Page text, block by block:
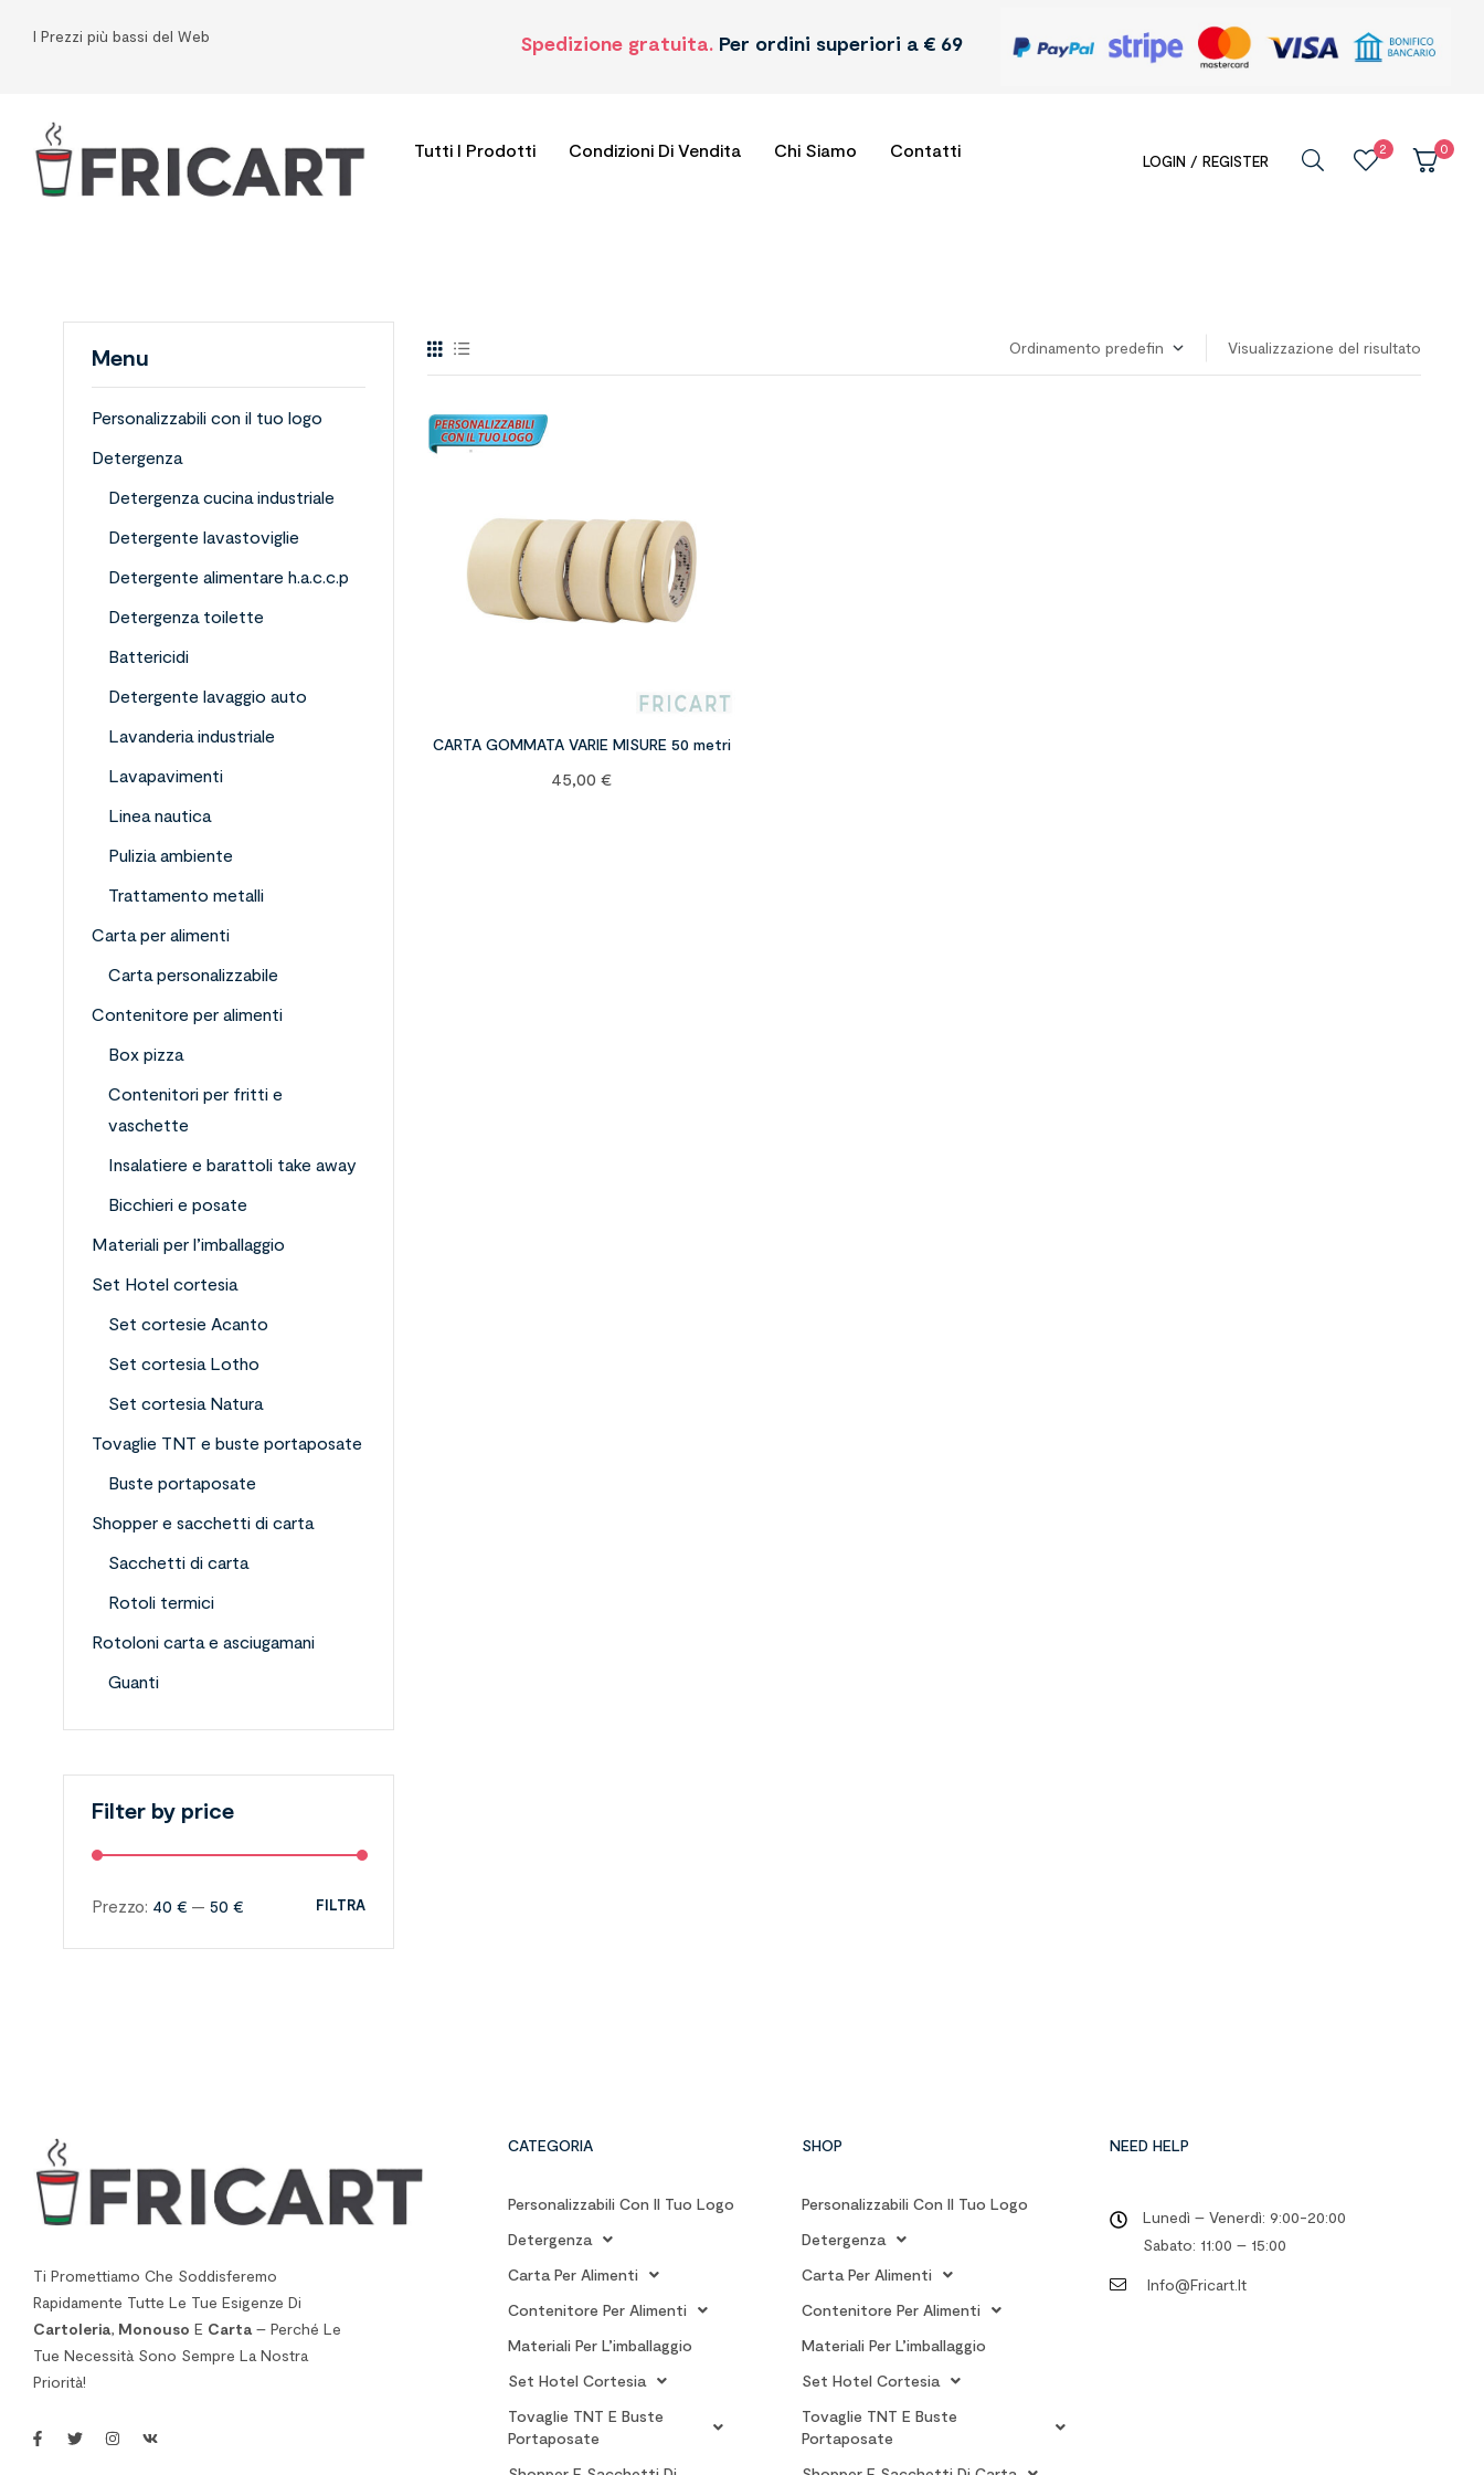
I Prezzi più bassi del Web Spedizione gratuita. Per ordini superiori a € 69
Tutti I Prodotti Condizioni Di Vendita Chi Siamo Contatti
LOGIN / REGISTER
2 0
Visualizzazione del risultato
CARTA GOMMATA VARIE MISURE 50 metri
45,00€
Menu
Personalizzabili con il tuo logo
Detergenza
Detergenza cucina industriale
Detergente lavastoviglie
Detergente alimentare h.a.c.c.p
Detergenza toilette
Battericidi
Detergente lavaggio auto
Lavanderia industriale
Lavapavimenti
Linea nautica
Pulizia ambiente
Trattamento metalli
Carta per alimenti
Carta personalizzabile
Contenitore per alimenti
Box pizza
Contenitori per fritti e
vaschette
Insalatiere e barattoli take away
Bicchieri e posate
Materiali per l’imballaggio
Set Hotel cortesia
Set cortesie Acanto
Set cortesia Lotho
Set cortesia Natura
Tovaglie TNT e buste portaposate
Buste portaposate
Shopper e sacchetti di carta
Sacchetti di carta
Rotoli termici
Rotoloni carta e asciugamani
Guanti
Filter by price
FILTRA
Prezzo: 40 € — 50 €
Ti Promettiamo Che Soddisferemo
Rapidamente Tutte Le Tue Esigenze Di
Cartoleria, Monouso E Carta – Perché Le
Tue Necessità Sono Sempre La Nostra
Priorità!
CATEGORIA
Personalizzabili Con Il Tuo Logo
Detergenza
Carta Per Alimenti
Contenitore Per Alimenti
Materiali Per L’imballaggio
Set Hotel Cortesia
Tovaglie TNT E Buste
Portaposate
SHOP
Personalizzabili Con Il Tuo Logo
Detergenza
Carta Per Alimenti
Contenitore Per Alimenti
Materiali Per L’imballaggio
Set Hotel Cortesia
Tovaglie TNT E Buste
Portaposate
NEED HELP
Lunedì – Venerdì: 9:00-20:00
Sabato: 11:00 – 15:00
Info@fricart.it